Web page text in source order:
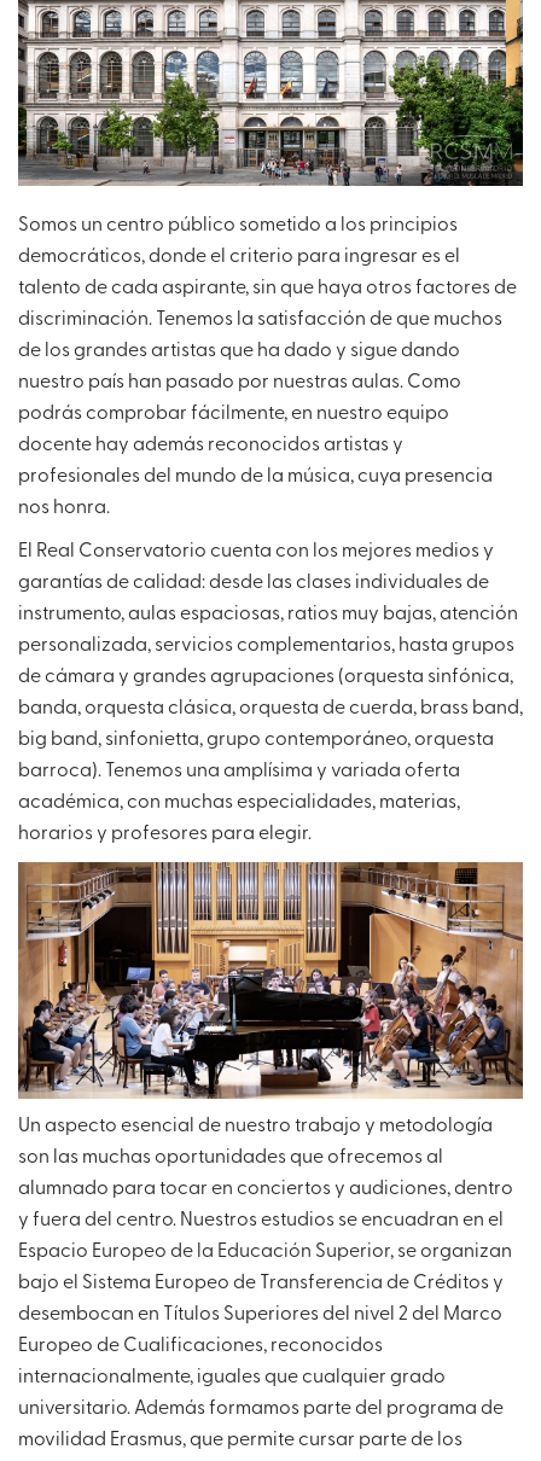
Somos un centro público sometido a los principios
democráticos, donde el criterio para ingresar es el
talento de cada aspirante, sin que haya otros factores de
discriminación. Tenemos la satisfacción de que muchos
de los grandes artistas que ha dado y sigue dando
nuestro país han pasado por nuestras aulas. Como
podrás comprobar fácilmente, en nuestro equipo
docente hay además reconocidos artistas y
profesionales del mundo de la música, cuya presencia
nos honra.
El Real Conservatorio cuenta con los mejores medios y
garantías de calidad: desde las clases individuales de
instrumento, aulas espaciosas, ratios muy bajas, atención
personalizada, servicios complementarios, hasta grupos
de cámara y grandes agrupaciones (orquesta sinfónica,
banda, orquesta clásica, orquesta de cuerda, brass band,
big band, sinfonietta, grupo contemporáneo, orquesta
barroca). Tenemos una amplísima y variada oferta
académica, con muchas especialidades, materias,
horarios y profesores para elegir.
Un aspecto esencial de nuestro trabajo y metodología
son las muchas oportunidades que ofrecemos al
alumnado para tocar en conciertos y audiciones, dentro
y fuera del centro. Nuestros estudios se encuadran en el
Espacio Europeo de la Educación Superior, se organizan
bajo el Sistema Europeo de Transferencia de Créditos y
desembocan en Títulos Superiores del nivel 2 del Marco
Europeo de Cualificaciones, reconocidos
internacionalmente, iguales que cualquier grado
universitario. Además formamos parte del programa de
movilidad Erasmus, que permite cursar parte de los